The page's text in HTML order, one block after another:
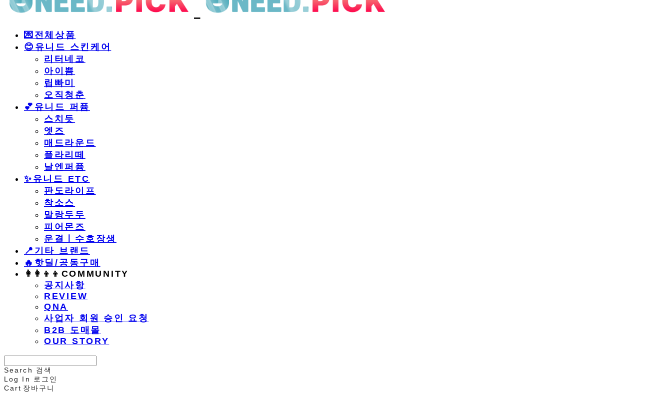
💌전체상품
😊유니드 스킨케어
리터네코
아이쁨
립빠미
오직청춘
💕유니드 퍼퓸
스치듯
엣즈
매드라운드
플라리떼
날엔퍼퓸
​✨유니드 ETC
판도라이프
착소스
말랑두두
피어몬즈
운결ㅣ수호장생
📍기타 브랜드
🔥핫딜/공동구매
👩‍👩‍👦‍👦COMMUNITY
공지사항
REVIEW
QNA
사업자 회원 승인 요청
B2B 도매몰
OUR STORY
Search
검색
Log In
로그인
Cart 장바구니